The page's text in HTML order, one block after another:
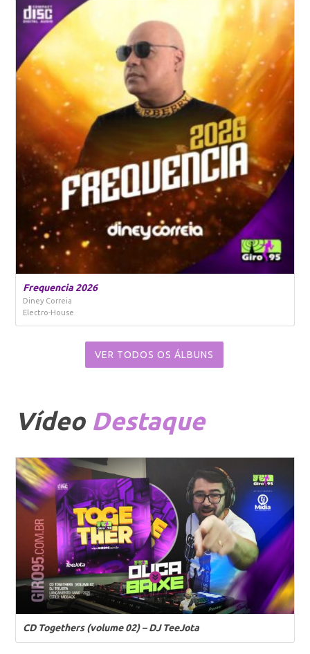
Frequencia 2026
Diney Correia
Electro-House
VER TODOS OS ÁLBUNS
Vídeo Destaque
CD Togethers (volume 02) – DJ TeeJota